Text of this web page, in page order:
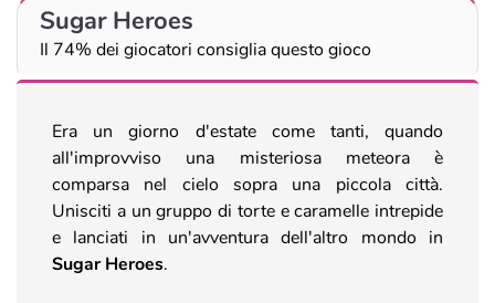
Sugar Heroes
Il 74% dei giocatori consiglia questo gioco
Era un giorno d'estate come tanti, quando
all'improvviso una misteriosa meteora è
comparsa nel cielo sopra una piccola città.
Unisciti a un gruppo di torte e caramelle intrepide
e lanciati in un'avventura dell'altro mondo in
Sugar Heroes.